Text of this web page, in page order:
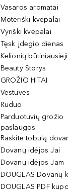
Vasaros aromatai
Moteriški kvepalai
Vyriški kvepalai
Tęsk įdegio dienas
Kelionių būtiniausieji
Beauty Storys
GROŽIO HITAI
Vestuvės
Ruduo
Parduotuvių grožio
paslaugos
Raskite tobulą
Dovanų idėjos Jai
Dovanų idėjos Jam
DOUGLAS Dovanų
DOUGLAS PDF